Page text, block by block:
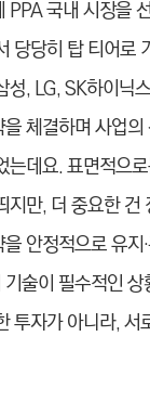
PPA 국내 시장을
당당히 탑 티어로
성, LG, SK하이닉
체결하며 사업
데요. 표면적으
지만, 더 중요한 건
안정적으로 유지
술이 필수적인
투자가 아니라, 서